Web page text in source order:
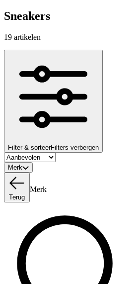
Sneakers
19 artikelen
Filter & sorteerFilters verbergen
Merk
Terug
Merk